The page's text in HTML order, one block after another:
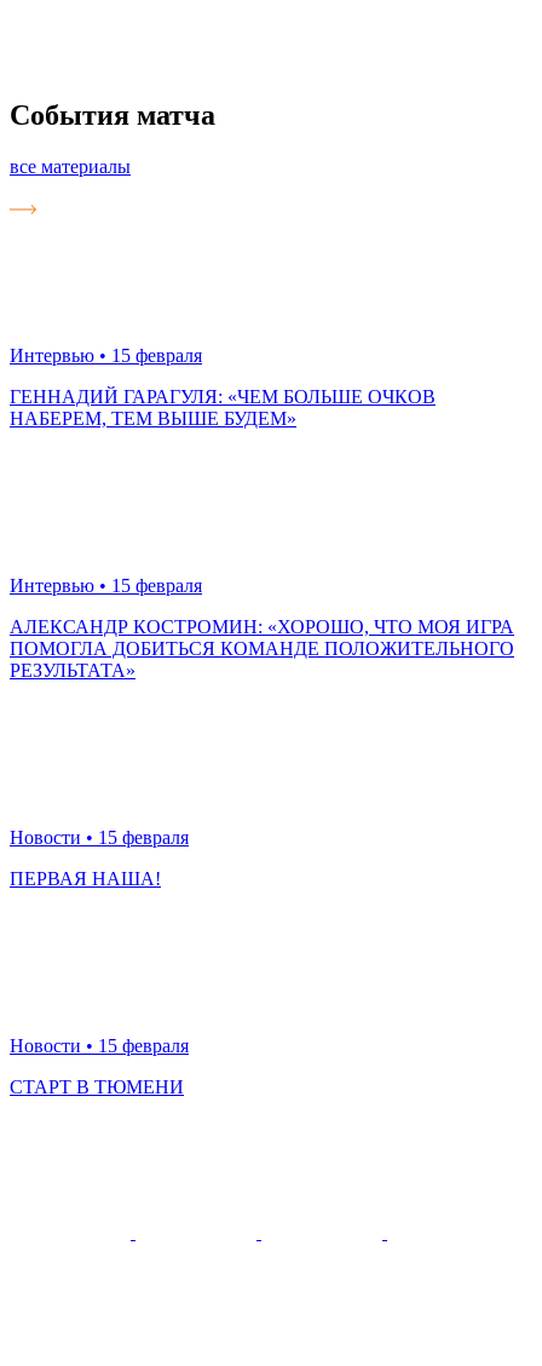
События матча
все материалы
Интервью • 15 февраля
ГЕННАДИЙ ГАРАГУЛЯ: «ЧЕМ БОЛЬШЕ ОЧКОВ
НАБЕРЕМ, ТЕМ ВЫШЕ БУДЕМ»
Интервью • 15 февраля
АЛЕКСАНДР КОСТРОМИН: «ХОРОШО, ЧТО МОЯ ИГРА
ПОМОГЛА ДОБИТЬСЯ КОМАНДЕ ПОЛОЖИТЕЛЬНОГО
РЕЗУЛЬТАТА»
Новости • 15 февраля
ПЕРВАЯ НАША!
Новости • 15 февраля
СТАРТ В ТЮМЕНИ